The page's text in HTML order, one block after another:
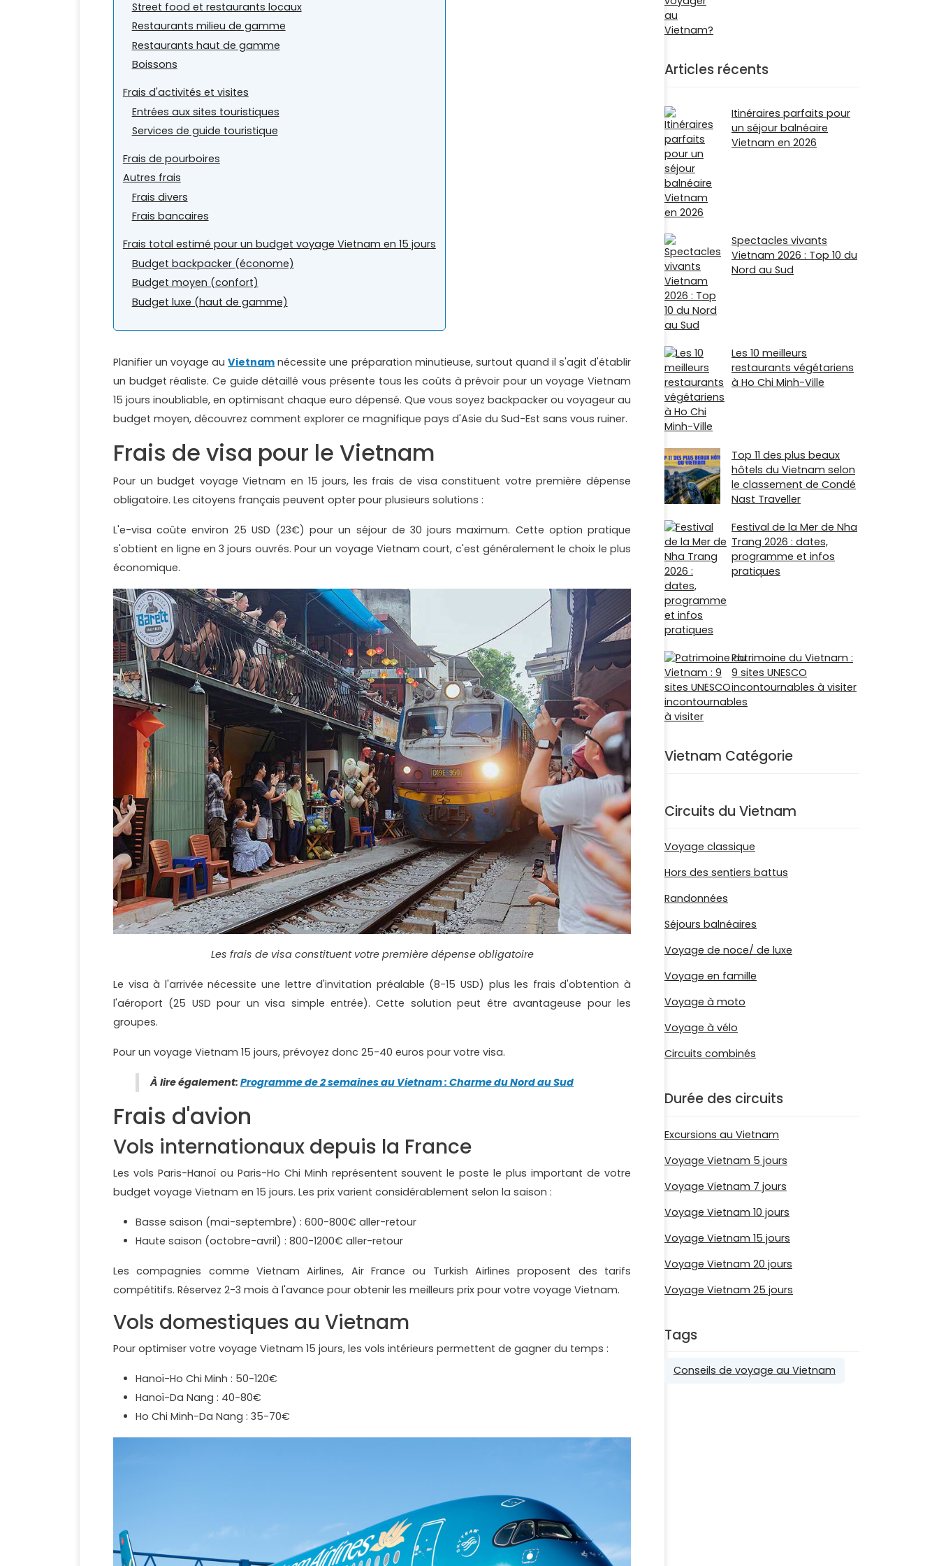
Street food et restaurants locaux
Restaurants milieu de gamme
Restaurants haut de gamme
Boissons
Frais d'activités et visites
Entrées aux sites touristiques
Services de guide touristique
Frais de pourboires
Autres frais
Frais divers
Frais bancaires
Frais total estimé pour un budget voyage Vietnam en 15 jours
Budget backpacker (économe)
Budget moyen (confort)
Budget luxe (haut de gamme)
Planifier un voyage auVietnam nécessite une préparation minutieuse, surtout quand il s'agit d'établir
un budget réaliste. Ce guide détaillé vous présente tous les coûts à prévoir pour un voyage Vietnam
15 jours inoubliable, en optimisant chaque euro dépensé. Que vous soyez backpacker ou voyageur au
budget moyen, découvrez comment explorer ce magnifique pays d'Asie du Sud-Est sans vous ruiner.
Frais de visa pour le Vietnam
Pour un budget voyage Vietnam en 15 jours, les frais de visa constituent votre première dépense
obligatoire. Les citoyens français peuvent opter pour plusieurs solutions :
L'e-visa coûte environ 25 USD (23€) pour un séjour de 30 jours maximum. Cette option pratique
s'obtient en ligne en 3 jours ouvrés. Pour un voyage Vietnam court, c'est généralement le choix le plus
économique.
Les frais de visa constituent votre première dépense obligatoire
Le visa à l'arrivée nécessite une lettre d'invitation préalable (8-15 USD) plus les frais d'obtention à
l'aéroport (25 USD pour un visa simple entrée). Cette solution peut être avantageuse pour les
groupes.
Pour un voyage Vietnam 15 jours, prévoyez donc 25-40 euros pour votre visa.
À lire également: Programme de 2 semaines au Vietnam : Charme du Nord au Sud
Frais d'avion
Vols internationaux depuis la France
Les vols Paris-Hanoï ou Paris-Ho Chi Minh représentent souvent le poste le plus important de votre
budget voyage Vietnam en 15 jours. Les prix varient considérablement selon la saison :
Basse saison (mai-septembre) : 600-800€ aller-retour
Haute saison (octobre-avril) : 800-1200€ aller-retour
Les compagnies comme Vietnam Airlines, Air France ou Turkish Airlines proposent des tarifs
compétitifs. Réservez 2-3 mois à l'avance pour obtenir les meilleurs prix pour votre voyage Vietnam.
Vols domestiques au Vietnam
Pour optimiser votre voyage Vietnam 15 jours, les vols intérieurs permettent de gagner du temps :
Hanoï-Ho Chi Minh : 50-120€
Hanoï-Da Nang : 40-80€
Ho Chi Minh-Da Nang : 35-70€
Articles récents
Itinéraires parfaits pour
un séjour balnéaire
Vietnam en 2026
Spectacles vivants
Vietnam 2026 : Top 10 du
Nord au Sud
Les 10 meilleurs
restaurants végétariens
à Ho Chi Minh-Ville
Top 11 des plus beaux
hôtels du Vietnam selon
le classement de Condé
Nast Traveller
Festival de la Mer de Nha
Trang 2026 : dates,
programme et infos
pratiques
Patrimoine du Vietnam :
9 sites UNESCO
incontournables à visiter
Vietnam Catégorie
Circuits du Vietnam
Voyage classique
Hors des sentiers battus
Randonnées
Séjours balnéaires
Voyage de noce/ de luxe
Voyage en famille
Voyage à moto
Voyage à vélo
Circuits combinés
Durée des circuits
Excursions au Vietnam
Voyage Vietnam 5 jours
Voyage Vietnam 7 jours
Voyage Vietnam 10 jours
Voyage Vietnam 15 jours
Voyage Vietnam 20 jours
Voyage Vietnam 25 jours
Tags
Conseils de voyage au Vietnam